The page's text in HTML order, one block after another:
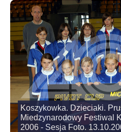
Koszykowka. Dzieciaki.
Miedzynarodowy Festiwal
2006 - Sesja Foto.